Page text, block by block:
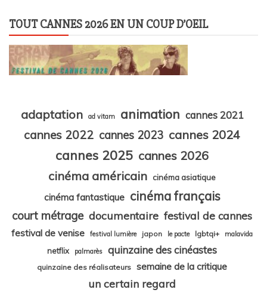
TOUT CANNES 2026 EN UN COUP D’OEIL
adaptation ad vitam animation cannes 2021
cannes 2022 cannes 2023 cannes 2024
cannes 2025 cannes 2026
cinéma américain
cinéma asiatique
cinéma fantastique cinéma français
court métrage documentaire festival de cannes
festival de venise festival lumière japon le pacte lgbtqi+ malavida
netflix palmarès quinzaine des cinéastes
quinzaine des réalisateurs semaine de la critique
un certain regard